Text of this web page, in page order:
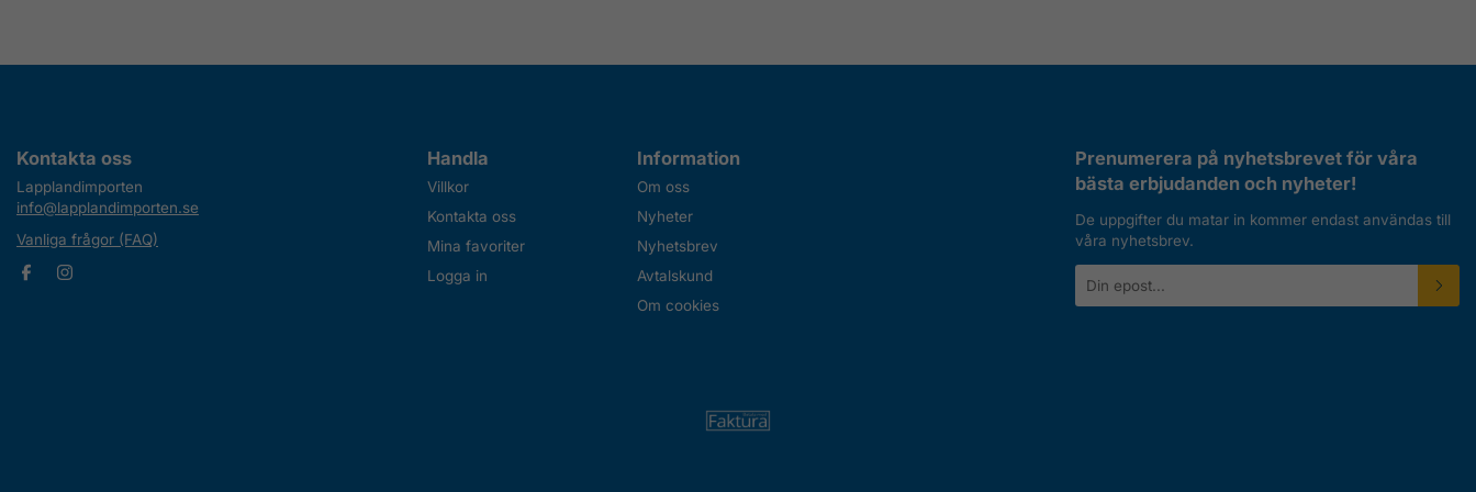
Kontakta oss
Lapplandimporten
info@lapplandimporten.se
Vanliga frågor (FAQ)
Handla
Villkor
Kontakta oss
Mina favoriter
Logga in
Information
Om oss
Nyheter
Nyhetsbrev
Avtalskund
Om cookies
Prenumerera på nyhetsbrevet för våra
bästa erbjudanden och nyheter!
De uppgifter du matar in kommer endast användas till
våra nyhetsbrev.
postadress